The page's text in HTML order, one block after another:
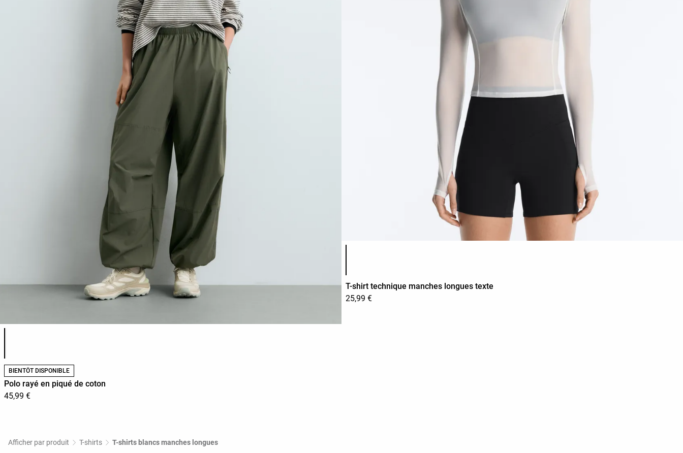
BIENTÔT DISPONIBLE
Polo rayé en piqué de coton
45,99 €
Liste des couleurs du produit
T-shirt technique manches longues texte
25,99 €
Afficher par produit T-shirts T-shirts blancs manches longues